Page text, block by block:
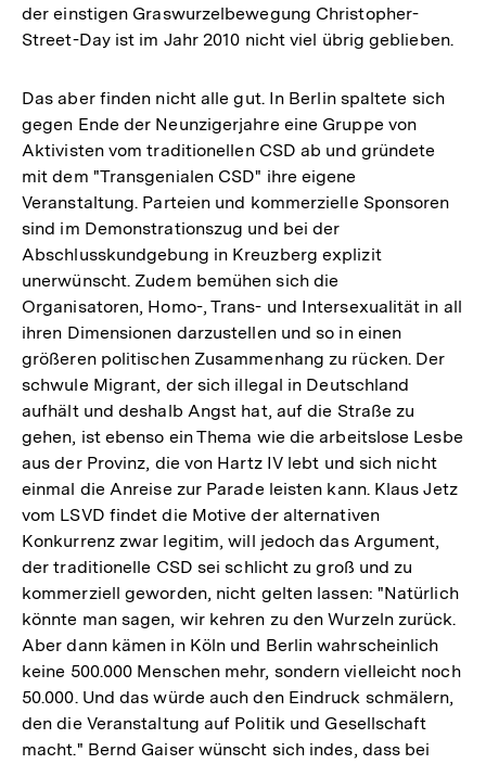
der einstigen Graswurzelbewegung Christopher-
Street-Day ist im Jahr 2010 nicht viel übrig geblieben.
Das aber finden nicht alle gut. In Berlin spaltete sich
gegen Ende der Neunzigerjahre eine Gruppe von
Aktivisten vom traditionellen CSD ab und gründete
mit dem "Transgenialen CSD" ihre eigene
Veranstaltung. Parteien und kommerzielle Sponsoren
sind im Demonstrationszug und bei der
Abschlusskundgebung in Kreuzberg explizit
unerwünscht. Zudem bemühen sich die
Organisatoren, Homo-, Trans- und Intersexualität in all
ihren Dimensionen darzustellen und so in einen
größeren politischen Zusammenhang zu rücken. Der
schwule Migrant, der sich illegal in Deutschland
aufhält und deshalb Angst hat, auf die Straße zu
gehen, ist ebenso ein Thema wie die arbeitslose Lesbe
aus der Provinz, die von Hartz IV lebt und sich nicht
einmal die Anreise zur Parade leisten kann. Klaus Jetz
vom LSVD findet die Motive der alternativen
Konkurrenz zwar legitim, will jedoch das Argument,
der traditionelle CSD sei schlicht zu groß und zu
kommerziell geworden, nicht gelten lassen: "Natürlich
könnte man sagen, wir kehren zu den Wurzeln zurück.
Aber dann kämen in Köln und Berlin wahrscheinlich
keine 500.000 Menschen mehr, sondern vielleicht noch
50.000. Und das würde auch den Eindruck schmälern,
den die Veranstaltung auf Politik und Gesellschaft
macht." Bernd Gaiser wünscht sich indes, dass bei